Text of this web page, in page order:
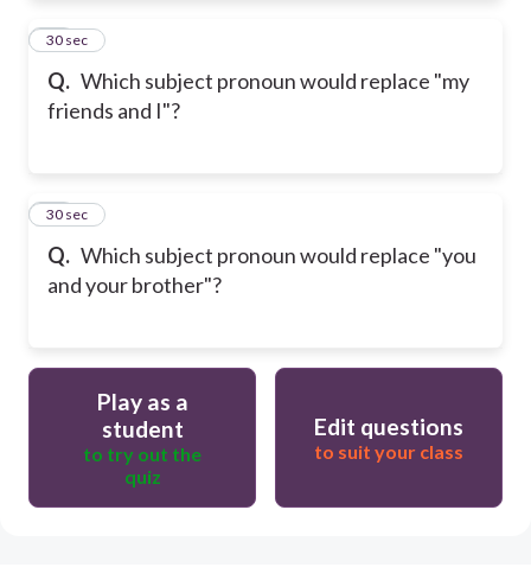
Q. Which subject pronoun would replace "my
friends and I"?
21
30 sec
Q. Which subject pronoun would replace "you
and your brother"?
22
30 sec
Play as a
student
to try out the
quiz
Edit questions
to suit your class